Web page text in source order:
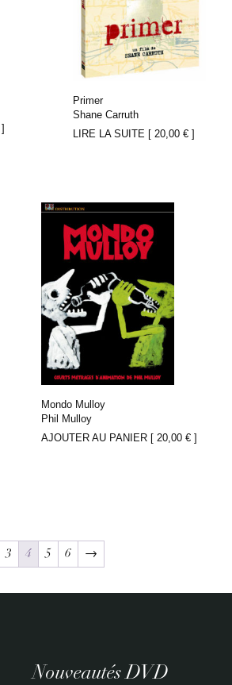
]
Primer
Shane Carruth
LIRE LA SUITE [ 20,00 €]
Mondo Mulloy
Phil Mulloy
AJOUTER AU PANIER [ 20,00 €]
3 4 5 6 →
Nouveautés DVD